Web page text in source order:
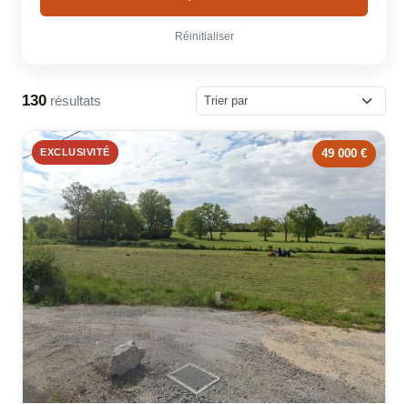
Réinitialiser
130 résultats
EXCLUSIVITÉ 49 000 €